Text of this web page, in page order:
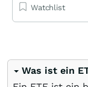
Watchlist
Was ist ein